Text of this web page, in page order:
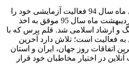
پایگاه خبری قلم پرس از دی ماه سال 94 فعالیت آزمایشی خود را
آغاز کرد و پس از آن در 13 اردیبهشت ماه سال 95 موفق به اخذ
و ارشاد اسلامی شد. قلم پرس که با
77544 مشغول به فعالیت است؛ تلاش دارد آخرین
اتفاقات روز جهان، ایران و استان
در اختیار مخاطبان خود قرار